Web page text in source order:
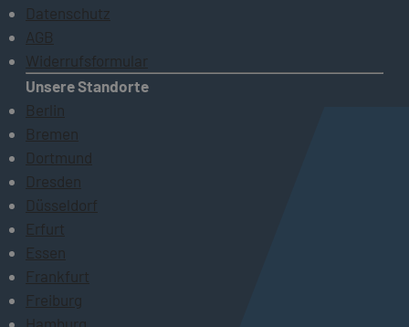
Datenschutz
AGB
Widerrufsformular
Unsere Standorte
Berlin
Bremen
Dortmund
Dresden
Düsseldorf
Erfurt
Essen
Frankfurt
Freiburg